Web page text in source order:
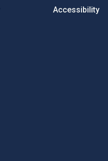
Accessibility